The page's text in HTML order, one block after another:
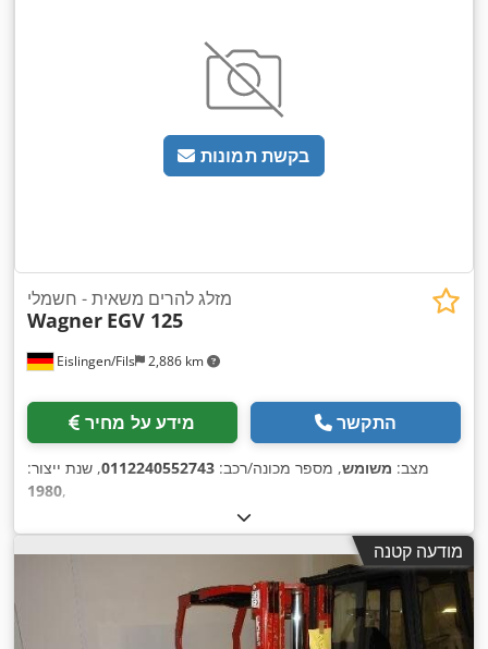
בקשת תמונות
Eislingen/Fils 2,886 km
מזלג להרים משאית - חשמלי
Wagner EGV 125
מידע על מחיר התקשר
מצב: משומש, מספר מכונה/רכב: 0112240552743, שנת ייצור:
1980,
מודעה קטנה